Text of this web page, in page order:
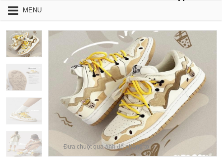
MENU
Đưa chuột qua ảnh để phóng to